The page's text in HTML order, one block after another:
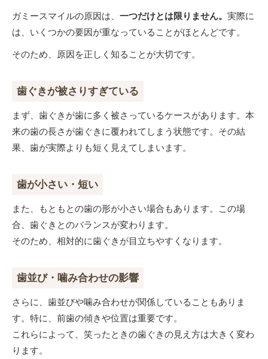
ガミースマイルの原因は、 一つだけとは限りません。 実際に
は、いくつかの要因が重なっていることがほとんどです。
そのため、原因を正しく知ることが大切です。
歯ぐきが被さりすぎている
まず、歯ぐきが歯に多く被さっているケースがあります。本
来の歯の長さが歯ぐきに覆われてしまう状態です。その結
果、歯が実際よりも短く見えてしまいます。
歯が小さい・短い
また、もともとの歯の形が小さい場合もあります。この場
合、歯ぐきとのバランスが変わります。
そのため、相対的に歯ぐきが目立ちやすくなります。
歯並び・噛み合わせの影響
さらに、歯並びや噛み合わせが関係していることもありま
す。特に、前歯の傾きや位置は重要です。
これらによって、笑ったときの歯ぐきの見え方は大きく変わ
ります。